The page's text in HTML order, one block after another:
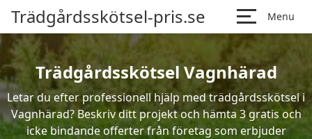
Trädgårdsskötsel-pris.se Menu
Trädgårdsskötsel Vagnhärad
Letar du efter professionell hjälp med trädgårdsskötsel i
Vagnhärad? Beskriv ditt projekt och hämta 3 gratis och
icke bindande offerter från företag som erbjuder